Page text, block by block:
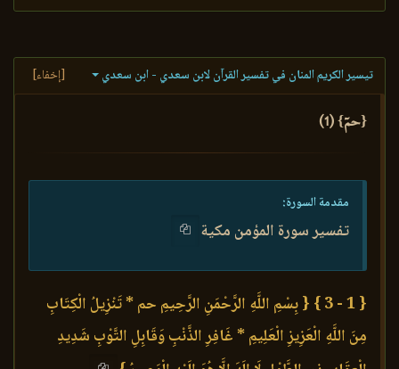
تيسير الكريم المنان في تفسير القرآن لابن سعدي - ابن سعدي [إخفاء]
{حمٓ} (1)
مقدمة السورة:
تفسير سورة المؤمن مكية
{ 1 - 3 }
{ بِسْمِ اللَّهِ الرَّحْمَنِ الرَّحِيمِ حم * تَنْزِيلُ الْكِتَابِ
مِنَ اللَّهِ الْعَزِيزِ الْعَلِيمِ * غَافِرِ الذَّنْبِ وَقَابِلِ التَّوْبِ شَدِيدِ